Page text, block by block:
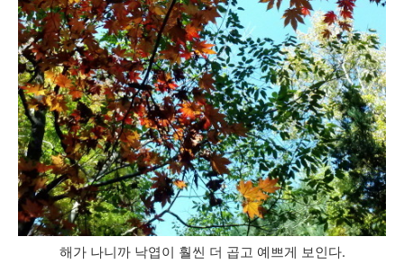
해가 나니까 낙엽이 훨씬 더 곱고 예쁘게 보인다.